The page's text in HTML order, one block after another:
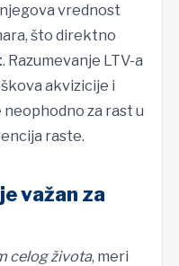
vrednost
što direktno
. Razumevanje LTV-a
akvizicije i
za rast u
raste.
važan za
celog života, meri